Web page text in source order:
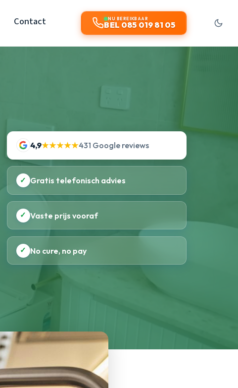
Contact NU BEREIKBAAR
BEL 085 019 81 05
4,9★★★★★431 Google reviews
✓ Gratis telefonisch advies
✓ Vaste prijs vooraf
✓ No cure, no pay